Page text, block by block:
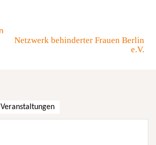
Netzwerk behinderter Frauen Berlin
e.V.
Veranstaltungen